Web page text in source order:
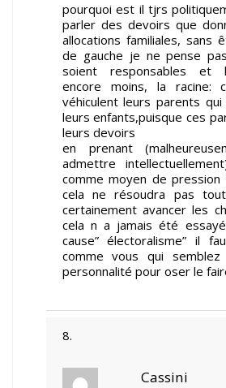
pourquoi est il tjrs
parler des devoirs que
allocations familiales, sans
de gauche je ne pense
soient responsables et
encore moins, la racine:
véhiculent leurs parents
leurs enfants,puisque ces
leurs devoirs
en prenant
admettre
comme moyen de
cela ne résoudra pas
certainement avancer les
cela n a jamais été
cause” électoralisme” il
comme vous qui
personnalité pour oser le
Cassini